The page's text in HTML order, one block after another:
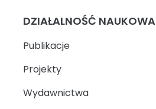
DZIAŁALNOŚĆ NAUKOWA
Publikacje
Projekty
Wydawnictwa